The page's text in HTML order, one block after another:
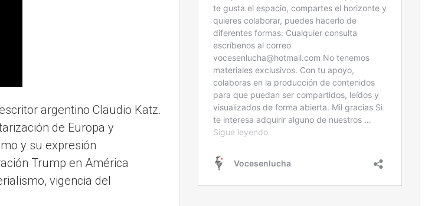
argentino Claudio Katz.
de Europa y
y su expresión
Trump en América
vigencia del